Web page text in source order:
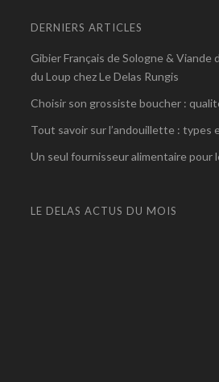
DERNIERS ARTICLES
Gibier Français de Sologne & Viande
du Loup chez Le Delas Rungis
Choisir son grossiste boucher :
Tout savoir sur l’andouillette : types
Un seul fournisseur alimentaire pour
LE DELAS ACTUS DU MOIS